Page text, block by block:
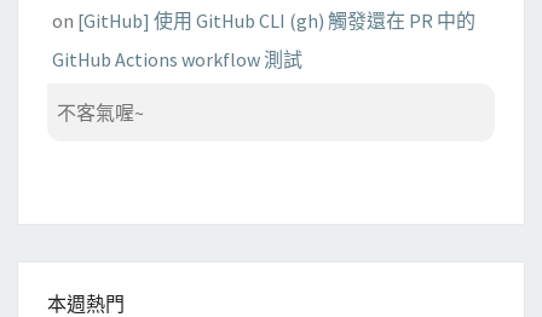
on [GitHub] 使用 GitHub CLI (gh) 觸發還在 PR 中的
GitHub Actions workflow 測試
不客氣喔~
本週熱門